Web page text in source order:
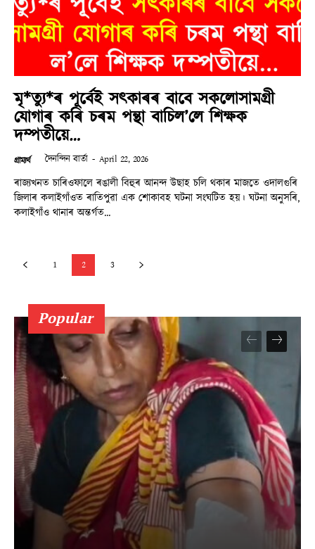
মৃ*ত্যু*ৰ পূৰ্বেই সৎকাৰৰ বাবে সকলোসামগ্ৰী
যোগাৰ কৰি চৰম পন্থা বাচিল’লে শিক্ষক
দম্পতীয়ে…
গ্ৰাম্যৰ্থ দৈনন্দিন বাৰ্তা - April 22, 2026
ৰাজ্যখনত চাৰিওফালে ৰঙালী বিহুৰ আনন্দ উছাহ চলি থকাৰ মাজতে ওদালগুৰি
জিলাৰ কলাইগাঁওত ৰাতিপুৱা এক শোকাবহ ঘটনা সংঘটিত হয়। ঘটনা অনুসৰি,
কলাইগাঁও থানাৰ অন্তৰ্গত...
1 2 3
Popular